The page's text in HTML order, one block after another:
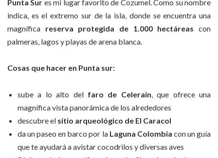
Punta Sur es mi lugar favorito de Cozumel. Como su nombre
indica, es el extremo sur de la isla, donde se encuentra una
magnífica reserva protegida de 1.000 hectáreas con
palmeras, lagos y playas de arena blanca.
Cosas que hacer en Punta sur:
sube a lo alto del faro de Celerain, que ofrece una
magnífica vista panorámica de los alrededores
descubre el sitio arqueológico de El Caracol
da un paseo en barco por la Laguna Colombia con un guía
que te ayudará a avistar cocodrilos y diversas aves